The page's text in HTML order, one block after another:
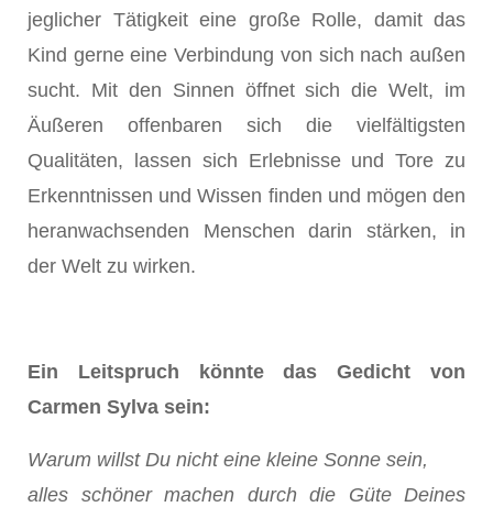
jeglicher Tätigkeit eine große Rolle, damit das
Kind gerne eine Verbindung von sich nach außen
sucht. Mit den Sinnen öffnet sich die Welt, im
Äußeren offenbaren sich die vielfältigsten
Qualitäten, lassen sich Erlebnisse und Tore zu
Erkenntnissen und Wissen finden und mögen den
heranwachsenden Menschen darin stärken, in
der Welt zu wirken.
Ein Leitspruch könnte das Gedicht von
Carmen Sylva sein:
Warum willst Du nicht eine kleine Sonne sein,
alles schöner machen durch die Güte Deines